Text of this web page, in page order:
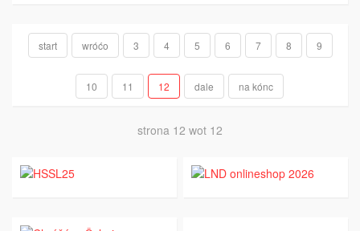
start wróćo 3 4 5 6 7 8 9
10 11 12 dale na kónc
strona 12 wot 12